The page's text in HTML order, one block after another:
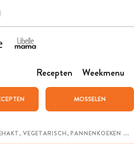
Recepten Weekmenu
MOSSELEN